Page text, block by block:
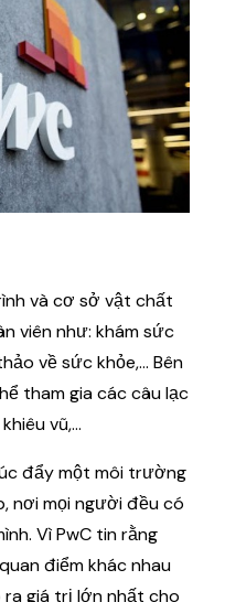
và cơ sở vật chất
viên như: khám sức
về sức khỏe,... Bên
tham gia các câu lạc
vũ,…
đẩy một môi trường
nơi mọi người đều có
Vì PwC tin rằng
điểm khác nhau
ra giá trị lớn nhất cho